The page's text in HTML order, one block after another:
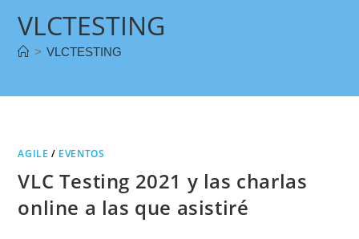
VLCTESTING
> VLCTESTING
AGILE / EVENTOS
VLC Testing 2021 y las charlas
online a las que asistiré